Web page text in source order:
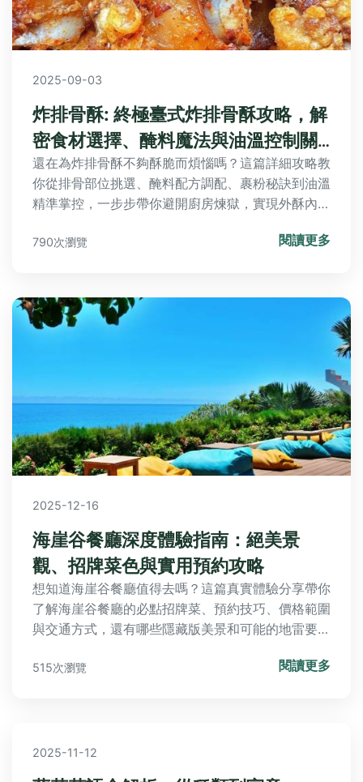
2025-09-03
炸排骨酥: 終極臺式炸排骨酥攻略，解
密食材選擇、醃料魔法與油溫控制關
鍵
還在為炸排骨酥不夠酥脆而煩惱嗎？這篇詳細攻略教
你從排骨部位挑選、醃料配方調配、裹粉秘訣到油溫
精準掌控，一步步帶你避開廚房煉獄，實現外酥內嫩
790次瀏覽 閱讀更多
2025-12-16
海崖谷餐廳深度體驗指南：絕美景
觀、招牌菜色與實用預約攻略
想知道海崖谷餐廳值得去嗎？這篇真實體驗分享帶你
了解海崖谷餐廳的必點招牌菜、預約技巧、價格範圍
與交通方式，還有哪些隱藏版美景和可能的地雷要注
515次瀏覽 閱讀更多
2025-11-12